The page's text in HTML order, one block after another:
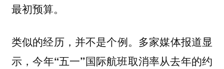
最初预算。
类似的经历，并不是个例。 多家媒体报道显
示，今年“五一”国际航班取消率从去年的约